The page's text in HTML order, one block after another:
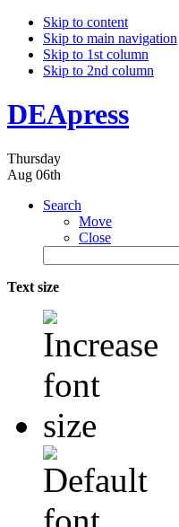
Skip to content
Skip to main navigation
Skip to 1st column
Skip to 2nd column
DEApress
Thursday
Aug 06th
Search
Move
Close
Text size